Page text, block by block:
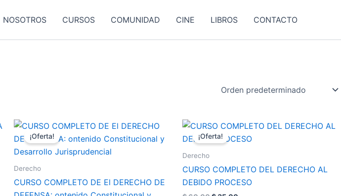
NOSOTROS CURSOS COMUNIDAD CINE LIBROS CONTACTO
¡Oferta!
Derecho
CURSO COMPLETO DE El DERECHO DE
El
precio
original
era:
El
actual
es:
$ 35.00.
¡Oferta!
Derecho
CURSO COMPLETO DEL DERECHO AL
DEBIDO PROCESO
El
precio
original
El
actual